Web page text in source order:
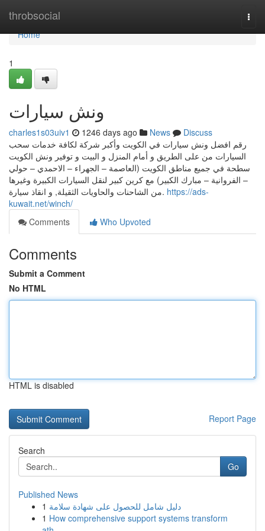
throbsocial
Home
Home
1
ونش سيارات
charles1s03uiv1 1246 days ago News
Discuss
رقم افضل ونش سيارات في الكويت وأكبر شركة لكافة خدمات سحب
السيارات من على الطريق و أمام المنزل و البيت و توفير ونش الكويت
سطحة في جميع مناطق الكويت (العاصمة – الجهراء – الاحمدي – حولي
– الفروانية – مبارك الكبير) مع كرين كبير لنقل السيارات الكبيرة وغيرها
من الشاحنات والحاويات الثقيلة, و انقاذ سيارة. https://ads-
kuwait.net/winch/
Comments
Who Upvoted
Comments
Submit a Comment
No HTML
HTML is disabled
Report Page
Search
Go
Published News
1 دليل شامل للحصول على شهادة سلامة
1 How comprehensive support systems transform